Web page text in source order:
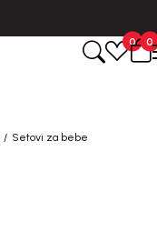
0 0
Setovi za bebe